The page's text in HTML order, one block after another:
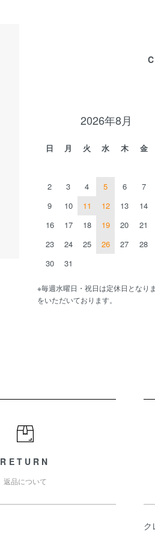
2026年8月
日 月 火 水 木 金
2
3 4 5 6 7
9
10 11 12 13 14
16
17 18 19 20 21
23
24 25 26 27 28
30
31
※毎週水曜日・祝日は定休日となり
をいただいております。
RETURN
返品について
ク